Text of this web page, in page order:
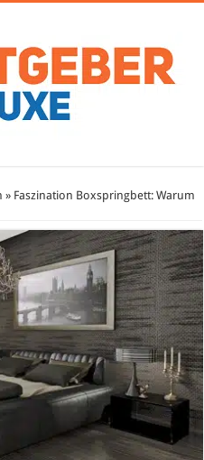
» Faszination Boxspringbett: Warum